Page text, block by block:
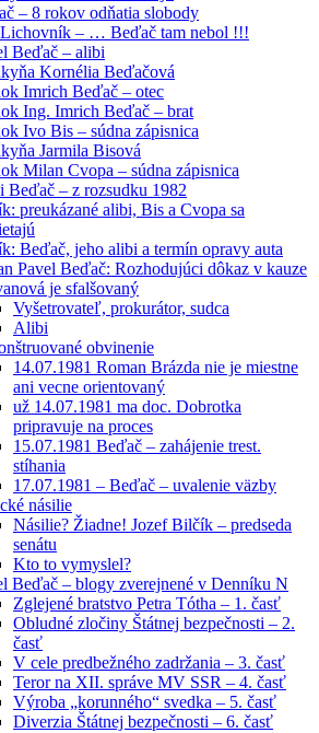
– 8 rokov odňatia slobody
– … Beďač tam nebol !!!
Beďač – alibi
Kornélia Beďačová
Imrich Beďač – otec
Ing. Imrich Beďač – brat
Ivo Bis – súdna zápisnica
Jarmila Bisová
Milan Cvopa – súdna zápisnica
Beďač – z rozsudku 1982
preukázané alibi, Bis a Cvopa sa
Beďač, jeho alibi a termín opravy auta
Pavel Beďač: Rozhodujúci dôkaz v kauze
je sfalšovaný
Vyšetrovateľ, prokurátor, sudca
Alibi
obvinenie
14.07.1981 Roman Brázda nie je miestne
ani vecne orientovaný
už 14.07.1981 ma doc. Dobrotka
pripravuje na proces
15.07.1981 Beďač – zahájenie trest.
stíhania
17.07.1981 – Beďač – uvalenie väzby
násilie
Násilie? Žiadne! Jozef Bilčík – predseda
senátu
Kto to vymyslel?
Beďač – blogy zverejnené v Denníku N
Zglejené bratstvo Petra Tótha – 1. časť
Obludné zločiny Štátnej bezpečnosti – 2.
časť
V cele predbežného zadržania – 3. časť
Teror na XII. správe MV SSR – 4. časť
Výroba „korunného“ svedka – 5. časť
Diverzia Štátnej bezpečnosti – 6. časť